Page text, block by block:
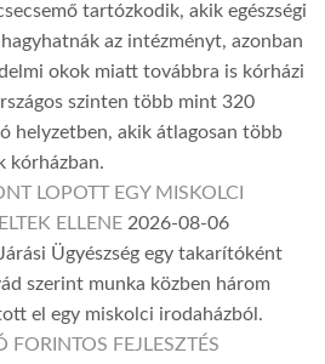
tartózkodik, akik egészségi
az intézményt, azonban
okok miatt továbbra is kórházi
szinten több mint 320
helyzetben, akik átlagosan több
kórházban.
LOPOTT EGY MISKOLCI
ELLENE 2026-08-06
Ügyészség egy takarítóként
szerint munka közben három
el egy miskolci irodaházból.
FEJLESZTÉS